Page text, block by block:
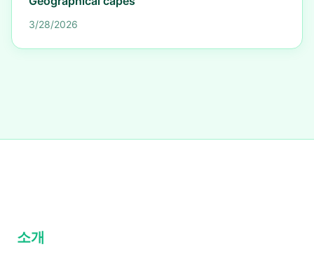
3/28/2026
소개